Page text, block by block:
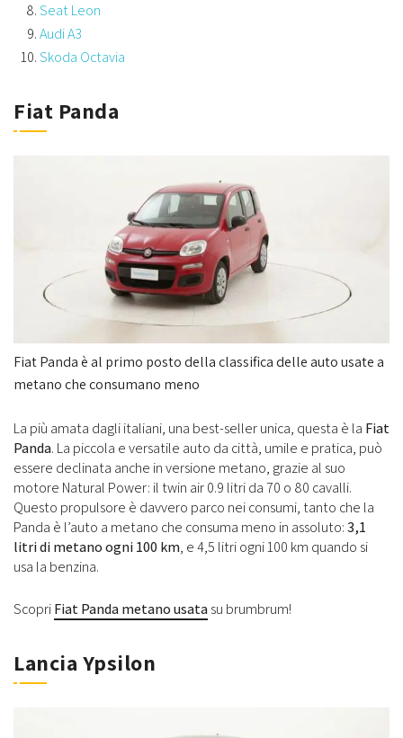
Seat Leon
Audi A3
Skoda Octavia
Fiat Panda
Fiat Panda è al primo posto della classifica delle auto usate a
metano che consumano meno
La più amata dagli italiani, una best-seller unica, questa è la Fiat
Panda. La piccola e versatile auto da città, umile e pratica, può
essere declinata anche in versione metano, grazie al suo
motore Natural Power: il twin air 0.9 litri da 70 o 80 cavalli.
Questo propulsore è davvero parco nei consumi, tanto che la
Panda è l’auto a metano che consuma meno in assoluto:3,1
litri di metano ogni 100 km, e 4,5 litri ogni 100 km quando si
usa la benzina.
ScopriFiat Panda metano usatasu brumbrum!
Lancia Ypsilon